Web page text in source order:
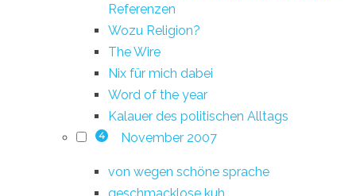
Referenzen
Wozu Religion?
The Wire
Nix für mich dabei
Word of the year
Kalauer des politischen Alltags
4 November 2007
von wegen schöne sprache
geschmacklose kuh